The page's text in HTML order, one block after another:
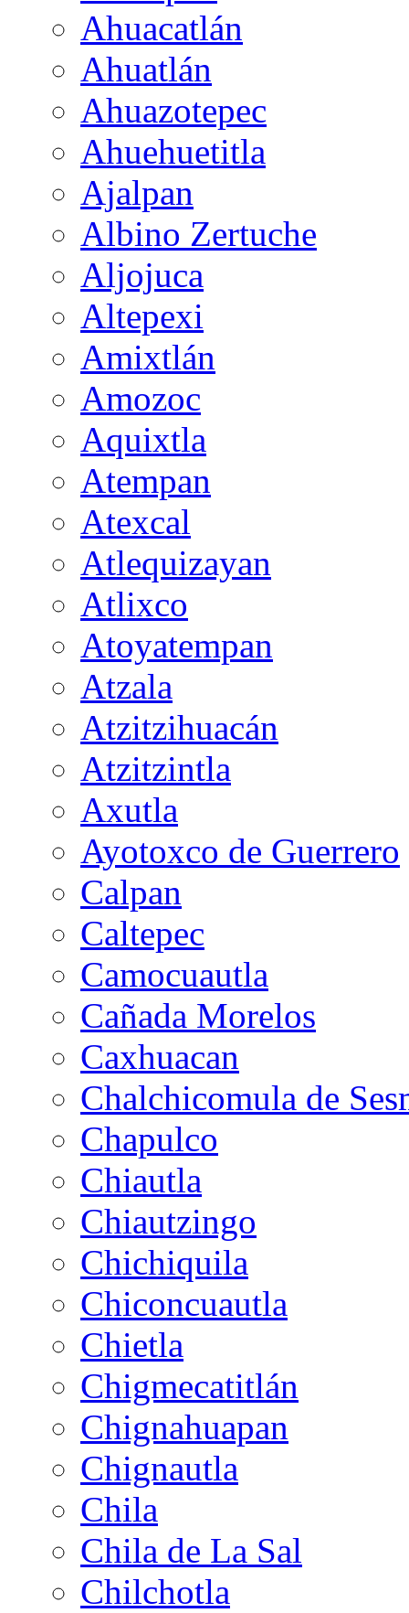
Ahuacatlán
Ahuatlán
Ahuazotepec
Ahuehuetitla
Ajalpan
Albino Zertuche
Aljojuca
Altepexi
Amixtlán
Amozoc
Aquixtla
Atempan
Atexcal
Atlequizayan
Atlixco
Atoyatempan
Atzala
Atzitzihuacán
Atzitzintla
Axutla
Ayotoxco de Guerrero
Calpan
Caltepec
Camocuautla
Cañada Morelos
Caxhuacan
Chalchicomula de
Chapulco
Chiautla
Chiautzingo
Chichiquila
Chiconcuautla
Chietla
Chigmecatitlán
Chignahuapan
Chignautla
Chila
Chila de La Sal
Chilchotla